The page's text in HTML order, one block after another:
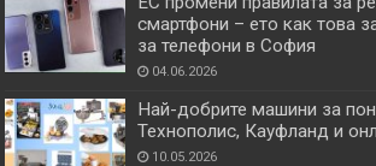
смартфони – ето как това
за телефони в София
04.06.2026
Най-добрите машини за
Технополис, Кауфланд и
10.05.2026